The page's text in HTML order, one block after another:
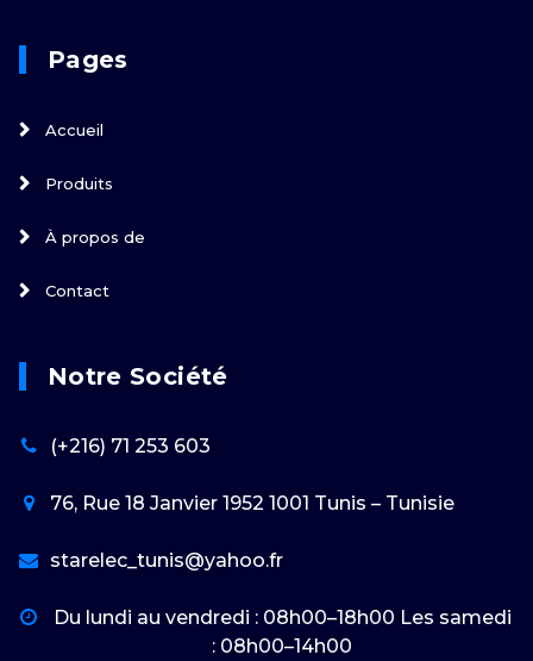
Pages
Accueil
Produits
À propos de
Contact
Notre Société
(+216) 71 253 603
76, Rue 18 Janvier 1952 1001 Tunis – Tunisie
starelec_tunis@yahoo.fr
Du lundi au vendredi : 08h00–18h00 Les samedi
: 08h00–14h00